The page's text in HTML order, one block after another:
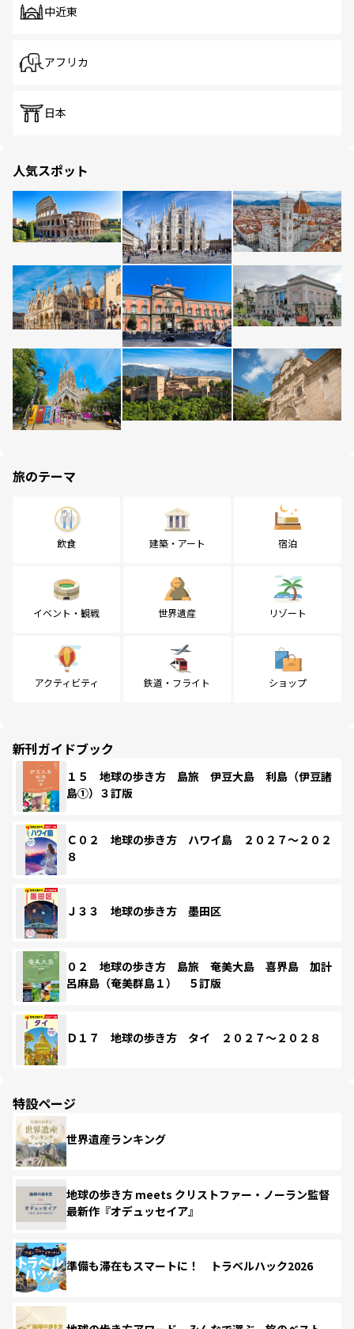
中近東
アフリカ
日本
人気スポット
旅のテーマ
飲食 建築・アート 宿泊
イベント・観戦 世界遺産 リゾート
アクティビティ 鉄道・フライト ショップ
新刊ガイドブック
１５ 地球の歩き方 島旅 伊豆大島 利島（伊豆諸
島①）３訂版
Ｃ０２ 地球の歩き方 ハワイ島 ２０２７～２０２
８
Ｊ３３ 地球の歩き方 墨田区
０２ 地球の歩き方 島旅 奄美大島 喜界島 加計
呂麻島（奄美群島１） ５訂版
Ｄ１７ 地球の歩き方 タイ ２０２７～２０２８
特設ページ
世界遺産ランキング
地球の歩き方 meets クリストファー・ノーラン監督
最新作『オデュッセイア』
準備も滞在もスマートに！ トラベルハック2026